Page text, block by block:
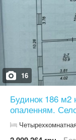
16
Будинок 186 м2
опаленням.